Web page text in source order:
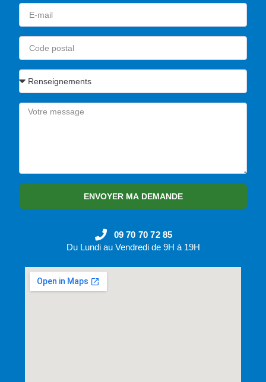
ENVOYER MA DEMANDE
09 70 70 72 85
Du Lundi au Vendredi de 9H à 19H